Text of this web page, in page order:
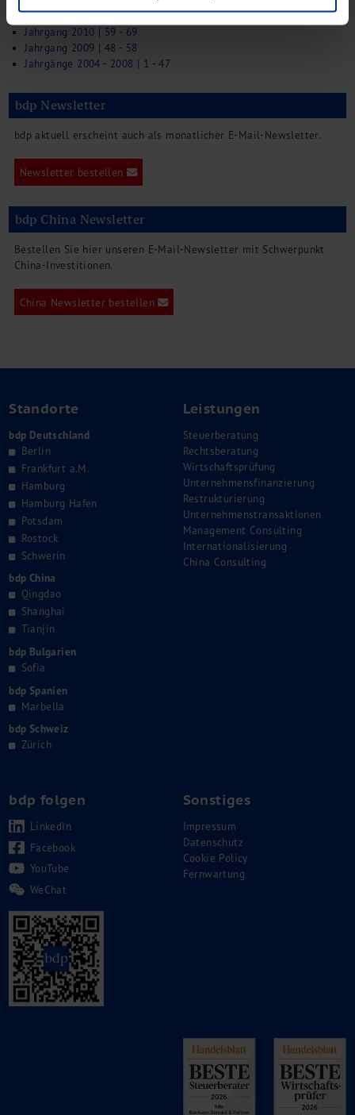
Jahrgang 2011 | 70 - 80
Jahrgang 2010 | 59 - 69
Jahrgang 2009 | 48 - 58
Jahrgänge 2004 - 2008 | 1 - 47
bdp Newsletter
bdp aktuell erscheint auch als monatlicher E-Mail-Newsletter.
Newsletter bestellen
bdp China Newsletter
Bestellen Sie hier unseren E-Mail-Newsletter mit Schwerpunkt
China-Investitionen.
China Newsletter bestellen
Standorte
bdp Deutschland
Berlin
Frankfurt a.M.
Hamburg
Hamburg Hafen
Potsdam
Rostock
Schwerin
bdp China
Qingdao
Shanghai
Tianjin
bdp Bulgarien
Sofia
bdp Spanien
Marbella
bdp Schweiz
Zürich
Leistungen
Steuerberatung
Rechtsberatung
Wirtschaftsprüfung
Unternehmensfinanzierung
Restrukturierung
Unternehmenstransaktionen
Management Consulting
Internationalisierung
China Consulting
bdp folgen
LinkedIn
Facebook
YouTube
WeChat
Sonstiges
Impressum
Datenschutz
Cookie Policy
Fernwartung